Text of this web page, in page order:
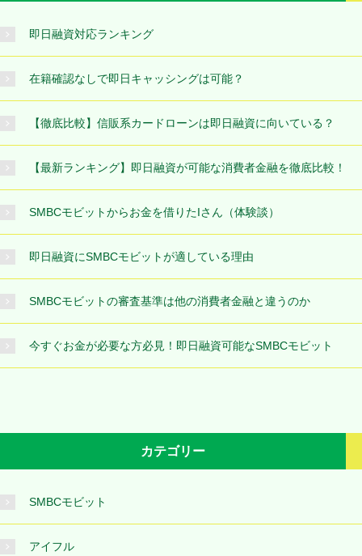
即日融資対応ランキング
在籍確認なしで即日キャッシングは可能？
【徹底比較】信販系カードローンは即日融資に向いている？
【最新ランキング】即日融資が可能な消費者金融を徹底比較！
SMBCモビットからお金を借りたIさん（体験談）
即日融資にSMBCモビットが適している理由
SMBCモビットの審査基準は他の消費者金融と違うのか
今すぐお金が必要な方必見！即日融資可能なSMBCモビット
カテゴリー
SMBCモビット
アイフル